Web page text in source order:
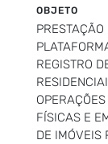
OBJETO
REGISTRO
FÍSICAS E
DE IMÓVEIS